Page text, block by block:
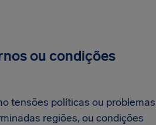
ou condições
tensões políticas ou problemas
regiões, ou condições